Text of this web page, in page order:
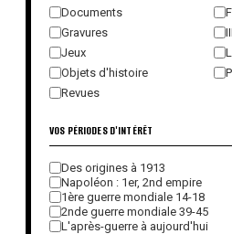
Documents
Gravures
Jeux
Objets d'histoire
Revues
VOS PÉRIODES D'INTÉRÊT
Des origines à 1913
Napoléon : 1er, 2nd empire
1ère guerre mondiale 14-18
2nde guerre mondiale 39-45
L'après-guerre à aujourd'hui